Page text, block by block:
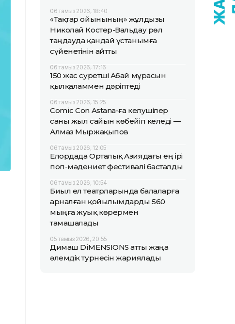
06 тамыз 2026, 18:40
«Тақтар ойынының» жұлдызы
Николай Костер-Вальдау рөл
таңдауда қандай ұстанымға
сүйенетінін айтты
06 тамыз 2026, 17:16
150 жас суретші Абай мұрасын
қылқаламмен дәріптеді
06 тамыз 2026, 15:25
Comic Con Astana-ға келушілер
саны жыл сайын көбейіп келеді —
Алмаз Мыржақыпов
06 тамыз 2026, 12:05
Елордада Орталық Азиядағы ең ірі
поп-мәдениет фестивалі басталды
06 тамыз 2026, 10:54
Биыл ел театрларында балаларға
арналған қойылымдарды 560
мыңға жуық көрермен
тамашалады
05 тамыз 2026, 20:55
Димаш DiMENSIONS атты жаңа
әлемдік турнесін жариялады